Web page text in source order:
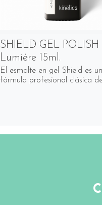
SHIELD GEL POLISH
Lumiére 15ml.
El esmalte en gel Shield es
fórmula profesional clásica